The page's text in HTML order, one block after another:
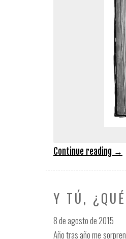
Continue reading →
Y TÚ,
8 de agosto de 2015
Año tras año me